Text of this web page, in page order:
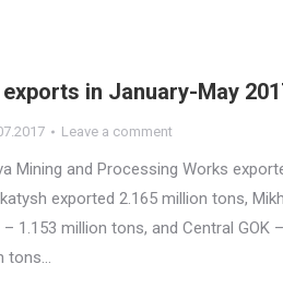
in January-May
Leave a comment
Mining and Processing Works
exported 2.165 million tons,
– 1.153 million tons, and Central
tons…